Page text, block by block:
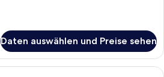
Daten auswählen und Preise sehen
Minibar, Zimmersafe, Schreibtisch,